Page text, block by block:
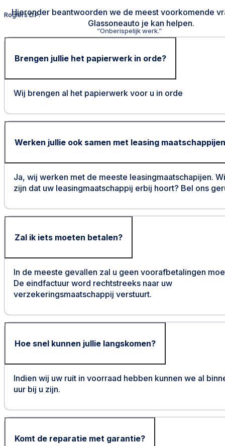
Rogiers D.P.
“Onberispelijk werk.”
Alexandra M.
Hieronder beantwoorden we de meest voorkomende
Glassoneauto je kan helpen.
Brengen jullie het papierwerk in orde?
Wij brengen al het papierwerk voor u in orde
Werken jullie ook samen met leasing
Ja, wij werken met de meeste leasingmaatschapijen.
zijn dat uw leasingmaatschappij erbij hoort? Bel ons
Zal ik iets moeten betalen?
In de meeste gevallen zal u geen voorafbetalingen
De eindfactuur word rechtstreeks naar uw
verzekeringsmaatschappij verstuurt.
Hoe snel kunnen jullie langskomen?
Indien wij uw ruit in voorraad hebben kunnen we al
uur bij u zijn.
Komt de reparatie met garantie?